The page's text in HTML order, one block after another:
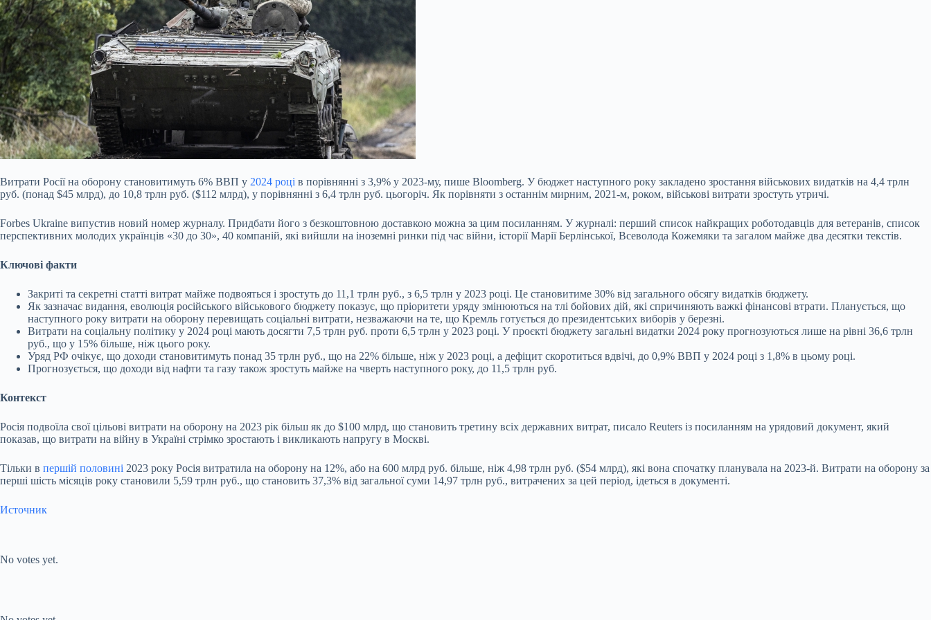
Витрати Росії на оборону становитимуть 6% ВВП у 2024 році в порівнянні з 3,9% у 2023-му, пише Bloomberg. У бюджет наступного року закладено зростання військових видатків на 4,4 трлн
руб. (понад $45 млрд), до 10,8 трлн руб. ($112 млрд), у порівнянні з 6,4 трлн руб. цьогоріч. Як порівняти з останнім мирним, 2021-м, роком, військові витрати зростуть утричі.
Forbes Ukraine випустив новий номер журналу. Придбати його з безкоштовною доставкою можна за цим посиланням. У журналі: перший список найкращих роботодавців для ветеранів, список
перспективних молодих українців «30 до 30», 40 компаній, які вийшли на іноземні ринки під час війни, історії Марії Берлінської, Всеволода Кожемяки та загалом майже два десятки текстів.
Ключові факти
Закриті та секретні статті витрат майже подвояться і зростуть до 11,1 трлн руб., з 6,5 трлн у 2023 році. Це становитиме 30% від загального обсягу видатків бюджету.
Як зазначає видання, еволюція російського військового бюджету показує, що пріоритети уряду змінюються на тлі бойових дій, які спричиняють важкі фінансові втрати. Планується, що
наступного року витрати на оборону перевищать соціальні витрати, незважаючи на те, що Кремль готується до президентських виборів у березні.
Витрати на соціальну політику у 2024 році мають досягти 7,5 трлн руб. проти 6,5 трлн у 2023 році. У проєкті бюджету загальні видатки 2024 року прогнозуються лише на рівні 36,6 трлн
руб., що у 15% більше, ніж цього року.
Уряд РФ очікує, що доходи становитимуть понад 35 трлн руб., що на 22% більше, ніж у 2023 році, а дефіцит скоротиться вдвічі, до 0,9% ВВП у 2024 році з 1,8% в цьому році.
Прогнозується, що доходи від нафти та газу також зростуть майже на чверть наступного року, до 11,5 трлн руб.
Контекст
Росія подвоїла свої цільові витрати на оборону на 2023 рік більш як до $100 млрд, що становить третину всіх державних витрат, писало Reuters із посиланням на урядовий документ, який
показав, що витрати на війну в Україні стрімко зростають і викликають напругу в Москві.
Тільки в першій половині 2023 року Росія витратила на оборону на 12%, або на 600 млрд руб. більше, ніж 4,98 трлн руб. ($54 млрд), які вона спочатку планувала на 2023-й. Витрати на оборону за
перші шість місяців року становили 5,59 трлн руб., що становить 37,3% від загальної суми 14,97 трлн руб., витрачених за цей період, ідеться в документі.
Источник
No votes yet.